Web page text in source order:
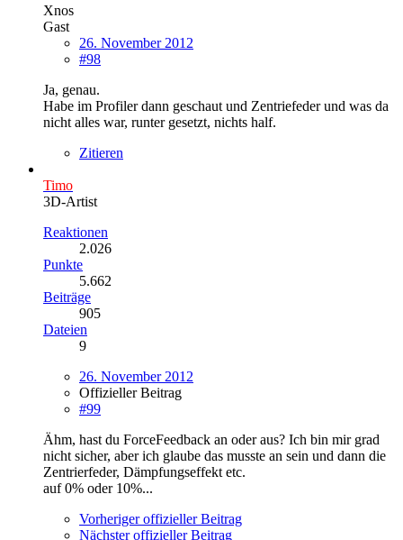
Xnos
Gast
26. November 2012
#98
Ja, genau.
Habe im Profiler dann geschaut und Zentriefeder und was da
nicht alles war, runter gesetzt, nichts half.
Zitieren
Timo
3D-Artist
Reaktionen
2.026
Punkte
5.662
Beiträge
905
Dateien
9
26. November 2012
Offizieller Beitrag
#99
Ähm, hast du ForceFeedback an oder aus? Ich bin mir grad
nicht sicher, aber ich glaube das musste an sein und dann die
Zentrierfeder, Dämpfungseffekt etc.
auf 0% oder 10%...
Vorheriger offizieller Beitrag
Nächster offizieller Beitrag